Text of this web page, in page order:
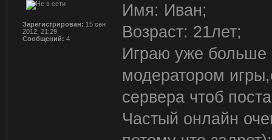
Зарегистрирован: 15 сен
2012, 21:29
Сообщений: 4
Имя: Иван;
Возраст: 21лет;
Играю уже больше
модератором
сервера чтоб
Частый онлайн